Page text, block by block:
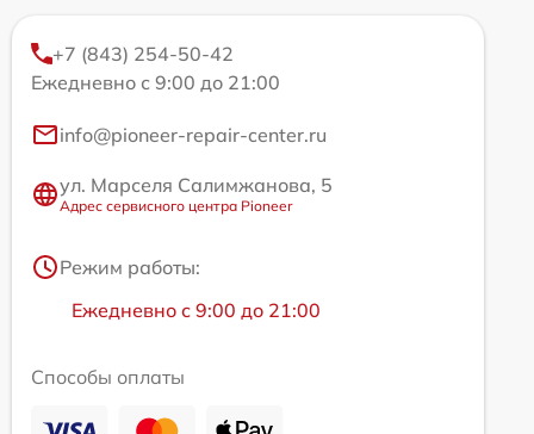
+7 (843) 254-50-42
Ежедневно с 9:00 до 21:00
info@pioneer-repair-center.ru
ул. Марселя Салимжанова, 5
Адрес сервисного центра Pioneer
Режим работы:
Ежедневно с 9:00 до 21:00
Способы оплаты